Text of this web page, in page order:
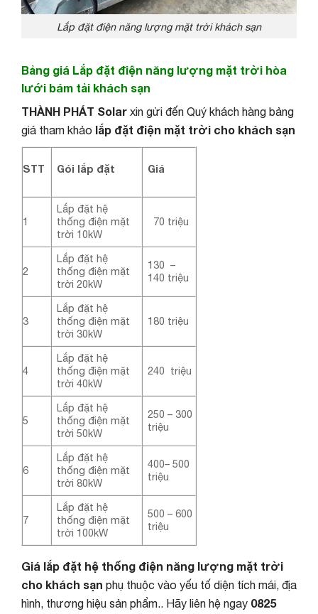
Lắp đặt điện năng lượng mặt trời khách sạn
Bảng giá Lắp đặt điện năng lượng mặt trời hòa
lưới bám tải khách sạn
THÀNH PHÁT Solar xin gửi đến Quý khách hàng bảng
giá tham khảo lắp đặt điện mặt trời cho khách sạn
STT Gói lắp đặt Giá
1
Lắp đặt hệ
thống điện mặt
trời 10kW
70 triệu
2
Lắp đặt hệ
thống điện mặt
trời 20kW
130 –
140 triệu
3
Lắp đặt hệ
thống điện mặt
trời 30kW
180 triệu
4
Lắp đặt hệ
thống điện mặt
trời 40kW
240 triệu
5
Lắp đặt hệ
thống điện mặt
trời 50kW
250 – 300
triệu
6
Lắp đặt hệ
thống điện mặt
trời 80kW
400– 500
triệu
7
Lắp đặt hệ
thống điện mặt
trời 100kW
500 – 600
triệu
Giá lắp đặt hệ thống điện năng lượng mặt trời
cho khách sạn phụ thuộc vào yếu tố diện tích mái, địa
hình, thương hiệu sản phẩm.. Hãy liên hệ ngay 0825